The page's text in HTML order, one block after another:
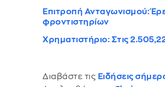
Επιτροπή Ανταγωνισμού:
φροντιστηρίων
Χρηματιστήριο: Στις
Διαβάστε τις Ειδήσεις